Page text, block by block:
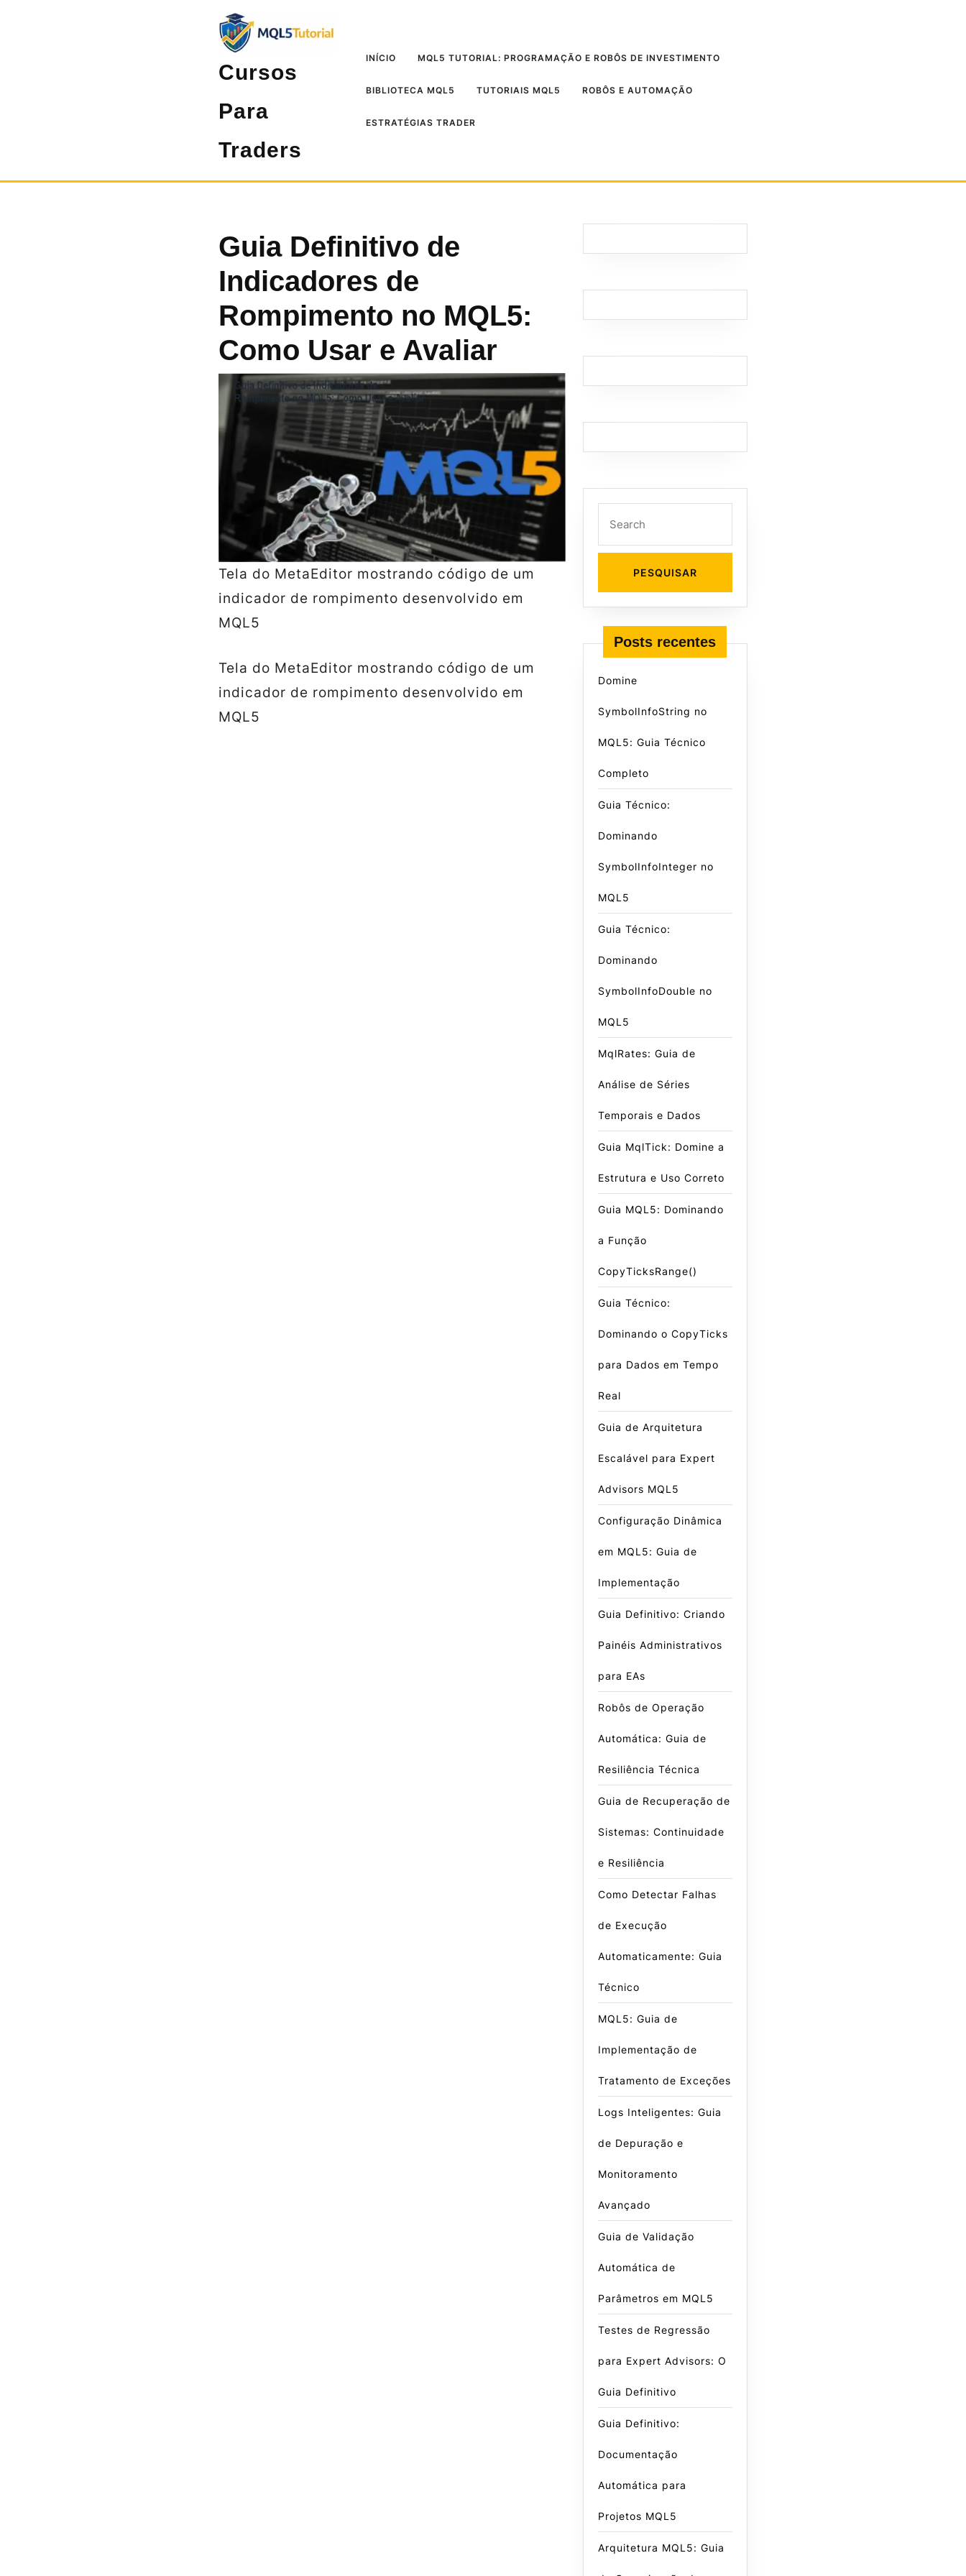
Cursos
Para
Traders
INÍCIO MQL5 TUTORIAL: PROGRAMAÇÃO E ROBÔS DE INVESTIMENTO
BIBLIOTECA MQL5 TUTORIAIS MQL5 ROBÔS E AUTOMAÇÃO
ESTRATÉGIAS TRADER
Guia Definitivo de
Indicadores de
Rompimento no MQL5:
Como Usar e Avaliar
Tela do MetaEditor mostrando código de um
indicador de rompimento desenvolvido em
MQL5
Tela do MetaEditor mostrando código de um
indicador de rompimento desenvolvido em
MQL5
Posts recentes
Domine
SymbolInfoString no
MQL5: Guia Técnico
Completo
Guia Técnico:
Dominando
SymbolInfoInteger no
MQL5
Guia Técnico:
Dominando
SymbolInfoDouble no
MQL5
MqlRates: Guia de
Análise de Séries
Temporais e Dados
Guia MqlTick: Domine a
Estrutura e Uso Correto
Guia MQL5: Dominando
a Função
CopyTicksRange()
Guia Técnico:
Dominando o CopyTicks
para Dados em Tempo
Real
Guia de Arquitetura
Escalável para Expert
Advisors MQL5
Configuração Dinâmica
em MQL5: Guia de
Implementação
Guia Definitivo: Criando
Painéis Administrativos
para EAs
Robôs de Operação
Automática: Guia de
Resiliência Técnica
Guia de Recuperação de
Sistemas: Continuidade
e Resiliência
Como Detectar Falhas
de Execução
Automaticamente: Guia
Técnico
MQL5: Guia de
Implementação de
Tratamento de Exceções
Logs Inteligentes: Guia
de Depuração e
Monitoramento
Avançado
Guia de Validação
Automática de
Parâmetros em MQL5
Testes de Regressão
para Expert Advisors: O
Guia Definitivo
Guia Definitivo:
Documentação
Automática para
Projetos MQL5
Arquitetura MQL5: Guia